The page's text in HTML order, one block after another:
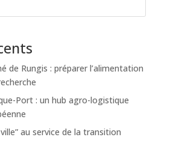
de Rungis : préparer l’alimentation
Port : un hub agro-logistique
au service de la transition